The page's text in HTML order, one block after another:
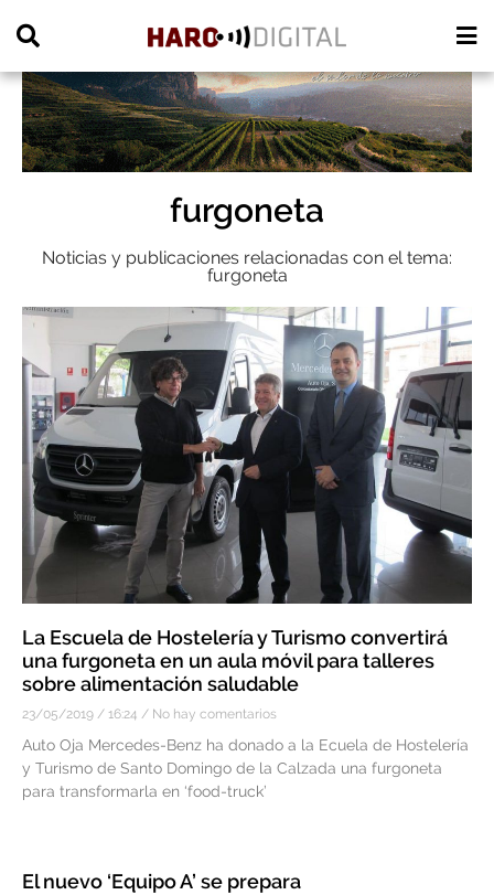
furgoneta
Noticias y publicaciones relacionadas con el tema:
furgoneta
La Escuela de Hostelería y Turismo convertirá
una furgoneta en un aula móvil para talleres
sobre alimentación saludable
23/05/2019 16:24 No hay comentarios
Auto Oja Mercedes-Benz ha donado a la Ecuela de Hostelería
y Turismo de Santo Domingo de la Calzada una furgoneta
para transformarla en ‘food-truck’
El nuevo ‘Equipo A’ se prepara